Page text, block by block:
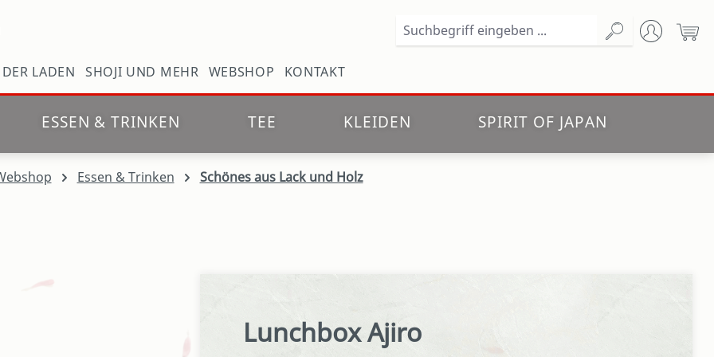
DER LADEN SHOJI UND MEHR WEBSHOP KONTAKT
ESSEN & TRINKEN TEE KLEIDEN SPIRIT OF JAPAN
Essen & Trinken Schönes aus Lack und Holz
Lunchbox Ajiro